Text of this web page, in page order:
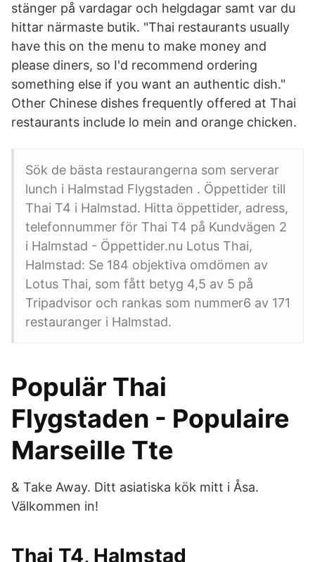
stänger på vardagar och helgdagar samt var du
hittar närmaste butik. "Thai restaurants usually
have this on the menu to make money and
please diners, so I'd recommend ordering
something else if you want an authentic dish."
Other Chinese dishes frequently offered at Thai
restaurants include lo mein and orange chicken.
Sök de bästa restaurangerna som serverar
lunch i Halmstad Flygstaden . Öppettider till
Thai T4 i Halmstad. Hitta öppettider, adress,
telefonnummer för Thai T4 på Kundvägen 2
i Halmstad - Öppettider.nu Lotus Thai,
Halmstad: Se 184 objektiva omdömen av
Lotus Thai, som fått betyg 4,5 av 5 på
Tripadvisor och rankas som nummer6 av 171
restauranger i Halmstad.
Populär Thai
Flygstaden - Populaire
Marseille Tte
& Take Away. Ditt asiatiska kök mitt i Åsa.
Välkommen in!
Thai T4, Halmstad